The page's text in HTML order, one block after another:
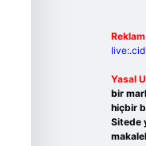
Yasal
bir
hiçbir
Sitede